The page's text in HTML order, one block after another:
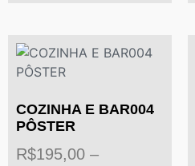
COZINHA E BAR004
PÔSTER
R$195,00 –